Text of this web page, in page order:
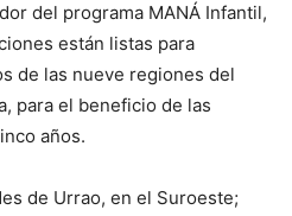
del programa MANÁ Infantil,
están listas para
de las nueve regiones del
para el beneficio de las
años.
de Urrao, en el Suroeste;